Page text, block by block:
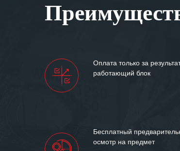
Мы
Оплата только за
работающий блок
Бесплатный
осмотр на предмет